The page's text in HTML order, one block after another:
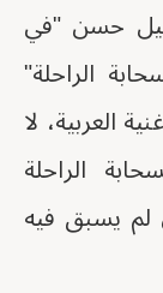
حسن "في
الراحلة"
العربية، لا
الراحلة
يسبق فيه